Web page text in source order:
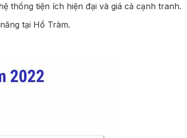
thống tiện ích hiện đại và giá cả cạnh tranh.
tại Hồ Tràm.